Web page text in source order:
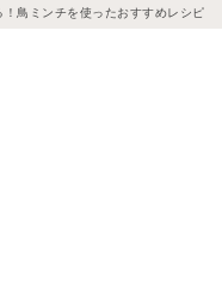
！鳥ミンチを使ったおすすめレシピ